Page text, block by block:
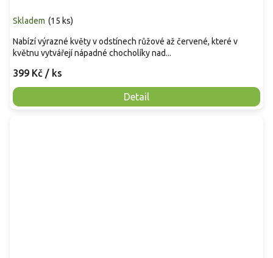
Skladem (15 ks)
399 Kč / ks
Detail
Nabízí výrazné květy v odstínech růžové až červené, které v
květnu vytvářejí nápadné chocholíky nad...